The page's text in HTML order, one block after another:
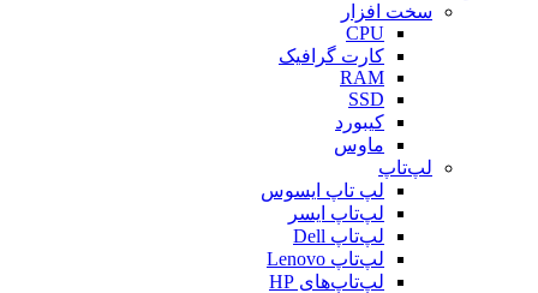
سخت افزار
CPU
کارت گرافیک
RAM
SSD
کیبورد
ماوس
لپ‌تاپ
لپ تاپ ایسوس
لپ‌تاپ ایسر
لپ‌تاپ Dell
لپ‌تاپ Lenovo
لپ‌تاپ‌های HP